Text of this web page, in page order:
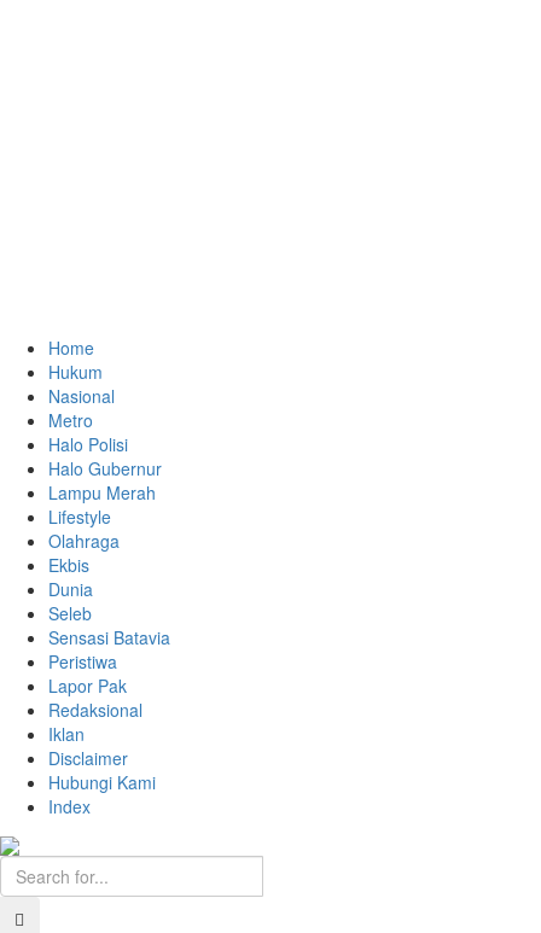
Home
Hukum
Nasional
Metro
Halo Polisi
Halo Gubernur
Lampu Merah
Lifestyle
Olahraga
Ekbis
Dunia
Seleb
Sensasi Batavia
Peristiwa
Lapor Pak
Redaksional
Iklan
Disclaimer
Hubungi Kami
Index